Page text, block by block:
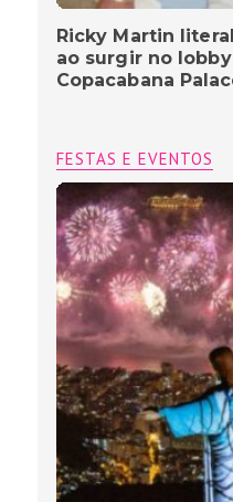
Ricky Martin
ao surgir no
Copacabana
FESTAS E EVENTOS